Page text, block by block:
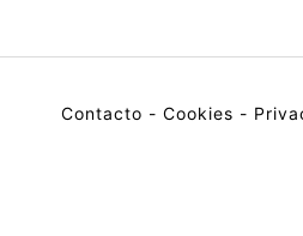
Contacto - Cookies -